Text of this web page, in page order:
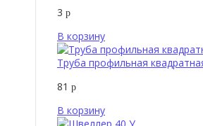
3 р
В корзину
Труба профильная
81 р
В корзину